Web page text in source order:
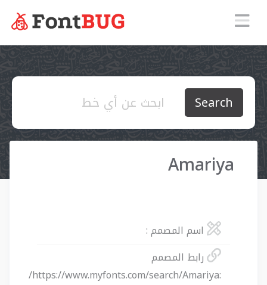
Search
Amariya
اسم المصمم :
رابط المصمم
:
https://www.myfonts.com/search/Amariya/